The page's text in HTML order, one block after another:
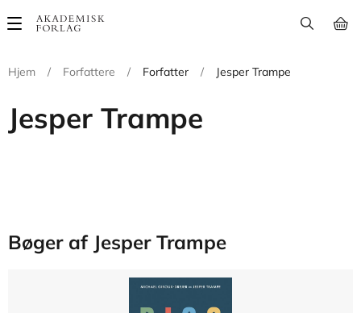
Main
Hjem
/ Forfattere / Forfatter / Jesper Trampe
Jesper Trampe
Bøger af Jesper Trampe